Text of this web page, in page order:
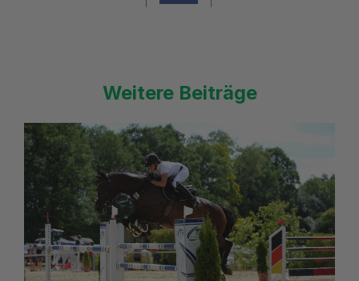
Weitere Beiträge